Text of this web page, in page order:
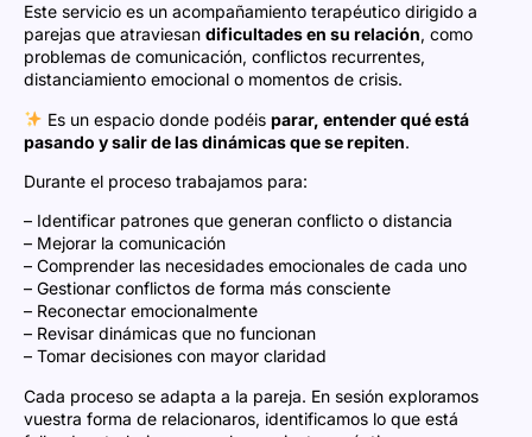
Este servicio es un acompañamiento terapéutico dirigido a
parejas que atraviesan dificultades en su relación, como
problemas de comunicación, conflictos recurrentes,
distanciamiento emocional o momentos de crisis.
Es un espacio donde podéis parar, entender qué está
pasando y salir de las dinámicas que se repiten.
Durante el proceso trabajamos para:
– Identificar patrones que generan conflicto o distancia
– Mejorar la comunicación
– Comprender las necesidades emocionales de cada uno
– Gestionar conflictos de forma más consciente
– Reconectar emocionalmente
– Revisar dinámicas que no funcionan
– Tomar decisiones con mayor claridad
Cada proceso se adapta a la pareja. En sesión exploramos
vuestra forma de relacionaros, identificamos lo que está